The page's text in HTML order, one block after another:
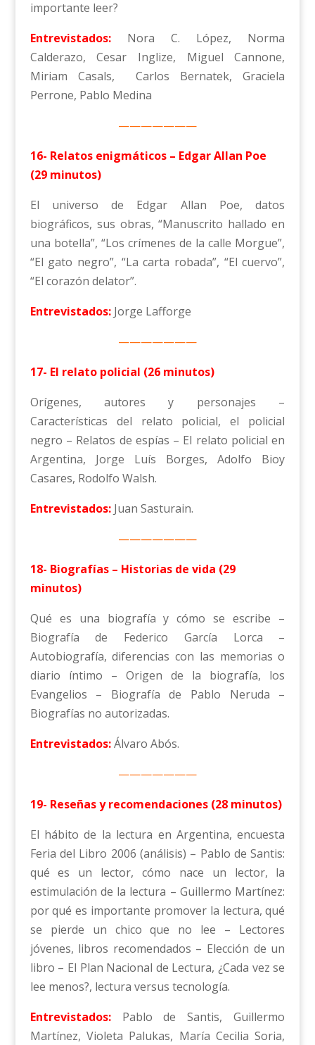
importante leer?
Entrevistados:Nora C. López, Norma
Calderazo, Cesar Inglize, Miguel Cannone,
Miriam Casals, Carlos Bernatek, Graciela
Perrone, Pablo Medina
———————
16- Relatos enigmáticos – Edgar Allan Poe
(29 minutos)
El universo de Edgar Allan Poe, datos
biográficos, sus obras, “Manuscrito hallado en
una botella”, “Los crímenes de la calle Morgue”,
“El gato negro”, “La carta robada”, “El cuervo”,
“El corazón delator”.
Entrevistados: Jorge Lafforge
———————
17- El relato policial (26 minutos)
Orígenes, autores y personajes –
Características del relato policial, el policial
negro – Relatos de espías – El relato policial en
Argentina, Jorge Luís Borges, Adolfo Bioy
Casares, Rodolfo Walsh.
Entrevistados:Juan Sasturain.
———————
18- Biografías – Historias de vida (29
minutos)
Qué es una biografía y cómo se escribe –
Biografía de Federico García Lorca –
Autobiografía, diferencias con las memorias o
diario íntimo – Origen de la biografía, los
Evangelios – Biografía de Pablo Neruda –
Biografías no autorizadas.
Entrevistados:Álvaro Abós.
———————
19- Reseñas y recomendaciones (28 minutos)
El hábito de la lectura en Argentina, encuesta
Feria del Libro 2006 (análisis) – Pablo de Santis:
qué es un lector, cómo nace un lector, la
estimulación de la lectura – Guillermo Martínez:
por qué es importante promover la lectura, qué
se pierde un chico que no lee – Lectores
jóvenes, libros recomendados – Elección de un
libro – El Plan Nacional de Lectura, ¿Cada vez se
lee menos?, lectura versus tecnología.
Entrevistados: Pablo de Santis, Guillermo
Martínez, Violeta Palukas, María Cecilia Soria,